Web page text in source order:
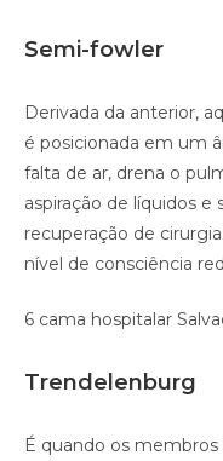
Semi-fowler
Derivada da anterior,
é posicionada em um
falta de ar, drena o
aspiração de líquidos e
recuperação de
nível de consciência
6 cama hospitalar
Trendelenburg
É quando os